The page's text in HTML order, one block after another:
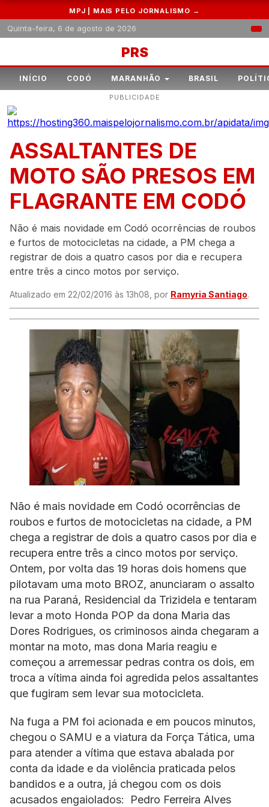
MPJ | MAIS PELO JORNALISMO →
Quinta-feira, 6 de agosto de 2026
PRS
INÍCIO CODÓ MARANHÃO BRASIL
PUBLICIDADE
ASSALTANTES DE
MOTO SÃO PRESOS EM
FLAGRANTE EM CODÓ
Não é mais novidade em Codó ocorrências de roubos
e furtos de motocicletas na cidade, a PM chega a
registrar de dois a quatro casos por dia e recupera
entre três a cinco motos por serviço.
Atualizado em 22/02/2016 às 13h08, por Ramyria Santiago.
Não é mais novidade em Codó ocorrências de
roubos e furtos de motocicletas na cidade, a PM
chega a registrar de dois a quatro casos por dia e
recupera entre três a cinco motos por serviço.
Ontem, por volta das 19 horas dois homens que
pilotavam uma moto BROZ, anunciaram o assalto
na rua Paraná, Residencial da Trizidela e tentaram
levar a moto Honda POP da dona Maria das
Dores Rodrigues, os criminosos ainda chegaram a
montar na moto, mas dona Maria reagiu e
começou a arremessar pedras contra os dois, em
troca a vítima ainda foi agredida pelos assaltantes
que fugiram sem levar sua motocicleta.
Na fuga a PM foi acionada e em poucos minutos,
chegou o SAMU e a viatura da Força Tática, uma
para atender a vítima que estava abalada por
conta da idade e da violência praticada pelos
bandidos e a outra, já chegou com os dois
acusados engaiolados: Pedro Ferreira Alves